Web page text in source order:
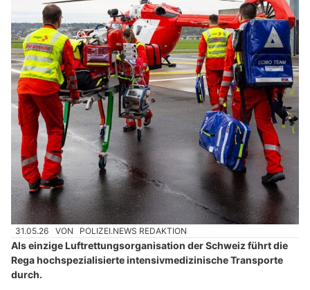
31.05.26 VON POLIZEI.NEWS REDAKTION
Als einzige Luftrettungsorganisation der Schweiz führt die
Rega hochspezialisierte intensivmedizinische Transporte
durch.